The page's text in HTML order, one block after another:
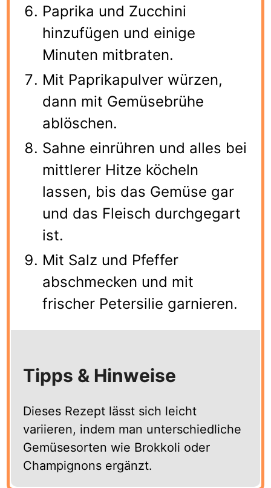
Paprika und Zucchini
hinzufügen und einige
Minuten mitbraten.
Mit Paprikapulver würzen,
dann mit Gemüsebrühe
ablöschen.
Sahne einrühren und alles bei
mittlerer Hitze köcheln
lassen, bis das Gemüse gar
und das Fleisch durchgegart
ist.
Mit Salz und Pfeffer
abschmecken und mit
frischer Petersilie garnieren.
Tipps & Hinweise
Dieses Rezept lässt sich leicht
variieren, indem man unterschiedliche
Gemüsesorten wie Brokkoli oder
Champignons ergänzt.